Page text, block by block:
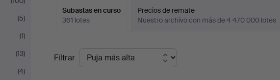
(5)
(1)
(13)
(4)
Subastas en curso
361 lotes
Precios de remate
Nuestro archivo con más de 4 470 000 lotes
Subastas
en
Filtrar